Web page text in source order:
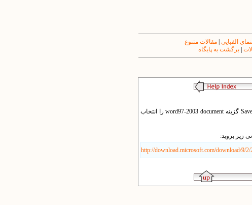
الفبایی |مقالات متنوع
برگشت به پایگاه
1. اگر office 2007 روی سیستم شما نصب است فایل را باز کنید و گزینه save as را انتخاب کنید. در قسمت Save As Type گزینه word97-2003 document را انتخاب
http://download.microsoft.com/download/9/